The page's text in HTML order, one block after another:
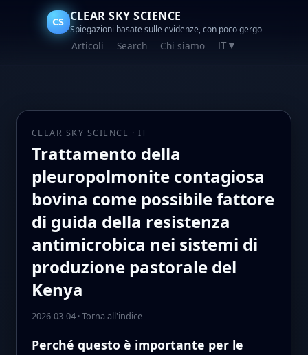
CS CLEAR SKY SCIENCE
Spiegazioni basate sulle evidenze, con poco gergo
Articoli Search Chi siamo IT ▼
CLEAR SKY SCIENCE · IT
Trattamento della
pleuropolmonite contagiosa
bovina come possibile fattore
di guida della resistenza
antimicrobica nei sistemi di
produzione pastorale del
Kenya
2026-03-04·Torna all'indice
Perché questo è importante per le